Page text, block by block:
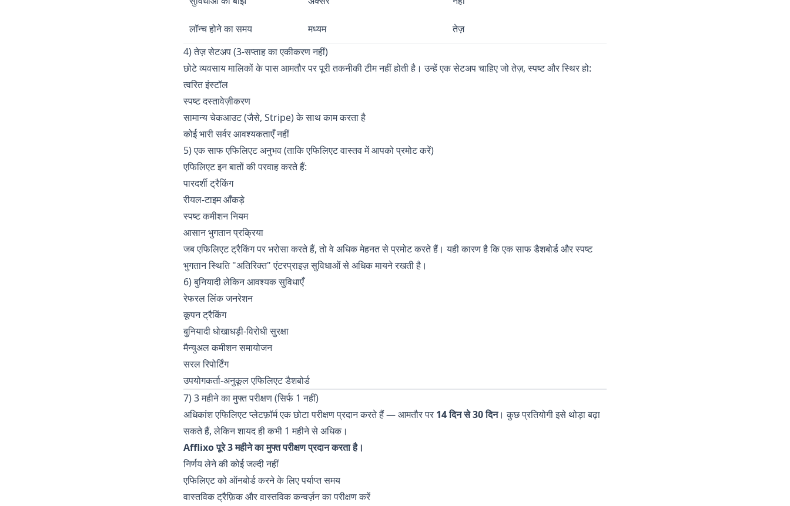
लॉन्च होने का समय मध्यम
तेज़
4) तेज़ सेटअप (3-सप्ताह का एकीकरण नहीं)
छोटे व्यवसाय मालिकों के पास आमतौर पर पूरी तकनीकी टीम नहीं होती है। उन्हें एक सेटअप चाहिए जो तेज़, स्पष्ट और स्थिर हो:
त्वरित इंस्टॉल
स्पष्ट दस्तावेज़ीकरण
सामान्य चेकआउट (जैसे, Stripe) के साथ काम करता है
कोई भारी सर्वर आवश्यकताएँ नहीं
5) एक साफ एफिलिएट अनुभव (ताकि एफिलिएट वास्तव में आपको प्रमोट करें)
एफिलिएट इन बातों की परवाह करते हैं:
पारदर्शी ट्रैकिंग
रीयल-टाइम आँकड़े
स्पष्ट कमीशन नियम
आसान भुगतान प्रक्रिया
जब एफिलिएट ट्रैकिंग पर भरोसा करते हैं, तो वे अधिक मेहनत से प्रमोट करते हैं। यही कारण है कि एक साफ डैशबोर्ड और स्पष्ट
भुगतान स्थिति "अतिरिक्त" एंटरप्राइज़ सुविधाओं से अधिक मायने रखती है।
6) बुनियादी लेकिन आवश्यक सुविधाएँ
रेफरल लिंक जनरेशन
कूपन ट्रैकिंग
बुनियादी धोखाधड़ी-विरोधी सुरक्षा
मैन्युअल कमीशन समायोजन
सरल रिपोर्टिंग
उपयोगकर्ता-अनुकूल एफिलिएट डैशबोर्ड
7) 3 महीने का मुफ्त परीक्षण (सिर्फ 1 नहीं)
अधिकांश एफिलिएट प्लेटफ़ॉर्म एक छोटा परीक्षण प्रदान करते हैं — आमतौर पर 14 दिन से 30 दिन। कुछ प्रतियोगी इसे थोड़ा बढ़ा
सकते हैं, लेकिन शायद ही कभी 1 महीने से अधिक।
Afflixo पूरे 3 महीने का मुफ्त परीक्षण प्रदान करता है।
निर्णय लेने की कोई जल्दी नहीं
एफिलिएट को ऑनबोर्ड करने के लिए पर्याप्त समय
वास्तविक ट्रैफ़िक और वास्तविक कन्वर्ज़न का परीक्षण करें